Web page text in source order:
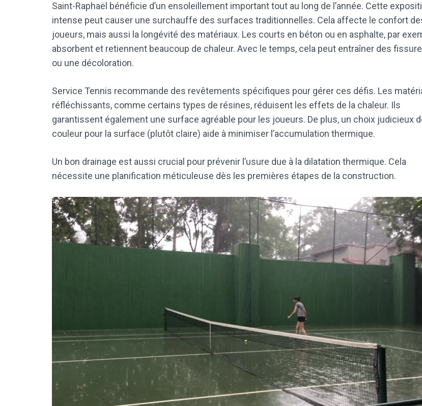
Saint-Raphaël bénéficie d’un ensoleillement important tout au long de l’année. Cette
intense peut causer une surchauffe des surfaces traditionnelles. Cela affecte le confort
joueurs, mais aussi la longévité des matériaux. Les courts en béton ou en asphalte, par
absorbent et retiennent beaucoup de chaleur. Avec le temps, cela peut entraîner des
ou une décoloration.
Service Tennis recommande des revêtements spécifiques pour gérer ces défis. Les
réfléchissants, comme certains types de résines, réduisent les effets de la chaleur. Ils
garantissent également une surface agréable pour les joueurs. De plus, un choix judicieux
couleur pour la surface (plutôt claire) aide à minimiser l’accumulation thermique.
Un bon drainage est aussi crucial pour prévenir l’usure due à la dilatation thermique. Cela
nécessite une planification méticuleuse dès les premières étapes de la construction.